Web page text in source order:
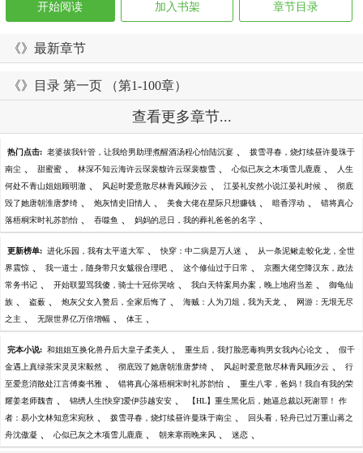
开始阅读 加入书架 章节目录
《》最新章节
《》目录 第一页 （第1-100章）
查看更多章节...
热门点击: 老婆拔我针管，让我给男助理煮醒酒汤程心怡陆沉宴 、 拨雪寻春，烧灯续昼许曼珠于
南尘 、 甜蜜蜜 、 林深不知云海许云琛裴馥许云琛裴馥雪 、 心似已灰之木项雪儿鹿鹿 、 人生
何处不青山姐姐顾明澈 、 风起时爱意散尽林青风顾汐云 、 江晏礼安然小说江晏礼时候 、 彻底
毁了她唐朝淮唐梦绮 、 炮灰情史旧情人 、 美食大佬在星际只想赚钱 、 暗香浮动 、 错将真心
落梧桐宋时礼苏韵怡 、 吞噬鱼 、 妈妈的忌日，我的葬礼爸爸的名字 、
更新榜单: 进化乐园，我有太平道大军 、 快穿：中二病是万人迷 、 从一条泥鳅走蛟化龙，全世
界震惊 、 我一道士，随身带只女魃很合理吧 、 这个修仙过于日常 、 京圈大佬空降汉东，政法
常务书记 、 开始联盟骂我傻，骑士十冠你哭啥 、 我白天特案局办案，晚上地府当差 、 御龟仙
族 、 盗薮 、 炮灰父女入赘后，全家后悔了 、 海贼：人为刀俎，我为天龙 、 网游：无垠无尽
之主 、 无限世界亿万倍增幅 、 体王 、
完本小说: 和姐姐互换化兽丹后大皇子柔美人 、 重生后，我打脸恶毒狗男女我内心论文 、 假千
金遇上真绿茶宋灵灵宋毅然 、 彻底毁了她唐朝淮唐梦绮 、 风起时爱意散尽林青风顾汐云 、 行
至爱意消散处江言傅秦书雅 、 错将真心落梧桐宋时礼苏韵怡 、 重生八零，爸妈！我自有我的荣
耀姜老师魏杳 、 锦绣人生[快穿]爱伊莎越安安 、 【HL】重生黑化后，她逼总裁以死谢罪！ 作
者：易小文林知意宋宛秋 、 拨雪寻春，烧灯续昼许曼珠于南尘 、 回头看，轻舟已过万重山蒋之
舟沈傲凝 、 心似已灰之木项雪儿鹿鹿 、 朝来寒雨晚来风 、 迷恋 、